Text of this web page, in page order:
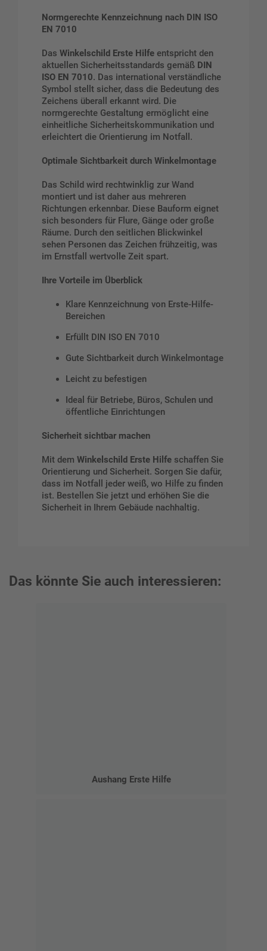
Normgerechte Kennzeichnung nach DIN ISO
EN 7010
Das Winkelschild Erste Hilfe entspricht den
aktuellen Sicherheitsstandards gemäß DIN
ISO EN 7010. Das international verständliche
Symbol stellt sicher, dass die Bedeutung des
Zeichens überall erkannt wird. Die
normgerechte Gestaltung ermöglicht eine
einheitliche Sicherheitskommunikation und
erleichtert die Orientierung im Notfall.
Optimale Sichtbarkeit durch Winkelmontage
Das Schild wird rechtwinklig zur Wand
montiert und ist daher aus mehreren
Richtungen erkennbar. Diese Bauform eignet
sich besonders für Flure, Gänge oder große
Räume. Durch den seitlichen Blickwinkel
sehen Personen das Zeichen frühzeitig, was
im Ernstfall wertvolle Zeit spart.
Ihre Vorteile im Überblick
Klare Kennzeichnung von Erste-Hilfe-
Bereichen
Erfüllt DIN ISO EN 7010
Gute Sichtbarkeit durch Winkelmontage
Leicht zu befestigen
Ideal für Betriebe, Büros, Schulen und
öffentliche Einrichtungen
Sicherheit sichtbar machen
Mit dem Winkelschild Erste Hilfe schaffen Sie
Orientierung und Sicherheit. Sorgen Sie dafür,
dass im Notfall jeder weiß, wo Hilfe zu finden
ist. Bestellen Sie jetzt und erhöhen Sie die
Sicherheit in Ihrem Gebäude nachhaltig.
Das könnte Sie auch interessieren:
Aushang Erste Hilfe